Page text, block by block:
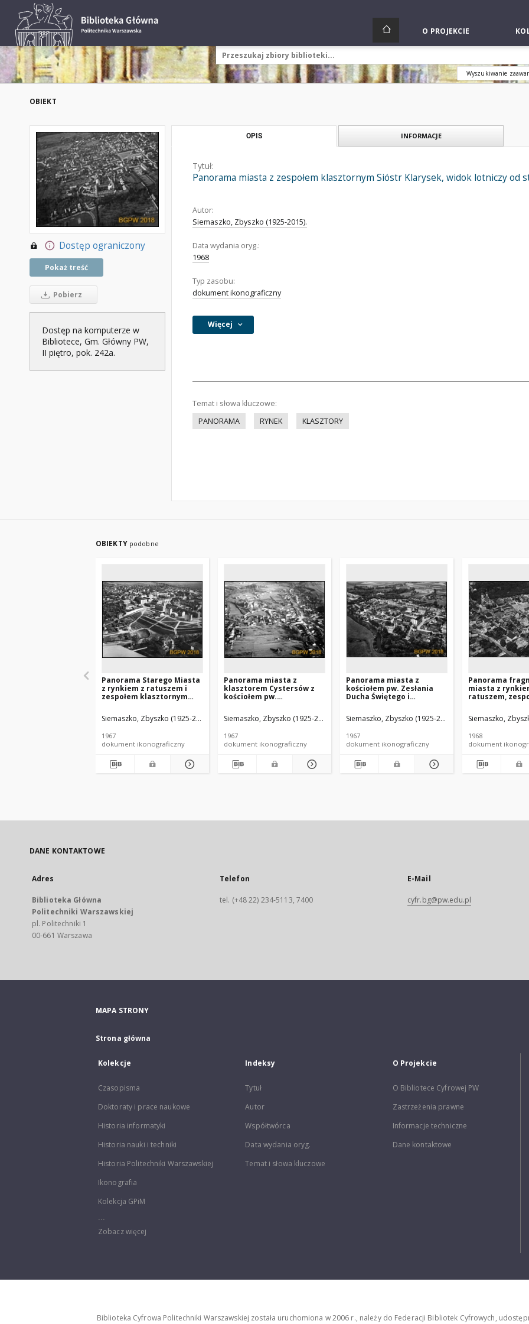
O PROJEKCIE
Wyszukiwanie
OBIEKT
Dostęp ograniczony
Pokaż treść
Pobierz
Dostęp na komputerze w
Bibliotece, Gm. Główny PW,
II piętro, pok. 242a.
OPIS INFORMACJE
Tytuł:
Panorama miasta z zespołem klasztornym Sióstr Klarysek, widok lotniczy od
Autor:
Siemaszko, Zbyszko (1925-2015).
Data wydania oryg.:
1968
Typ zasobu:
dokument ikonograficzny
Więcej
Temat i słowa kluczowe:
PANORAMA
RYNEK KLASZTORY
OBIEKTY podobne
Panorama Starego Miasta
z rynkiem z ratuszem i
zespołem klasztornym
lotniczy od strony
zachodniej, Łomża
Siemaszko, Zbyszko (1925-2015).
1967
dokument ikonograficzny
Panorama miasta z
klasztorem Cystersów z
kościołem pw.
św. Floriana oraz rynkiem,
widok lotniczy od strony
Wąchock
Siemaszko, Zbyszko (1925-2015).
1967
dokument ikonograficzny
Panorama miasta z
kościołem pw. Zesłania
Ducha Świętego i
widok od strony północnej,
Wieruszów
Siemaszko, Zbyszko (1925-2015).
1967
dokument ikonograficzny
Panorama
miasta z
ratuszem,
Franciszkanów i
pw. św.
południowej,
Siemaszko,
1968
dokument
DANE KONTAKTOWE
Adres
Biblioteka Główna
Politechniki Warszawskiej
pl. Politechniki 1
00-661 Warszawa
Telefon
tel. (+48 22) 234-5113, 7400
E-Mail
cyfr.bg@pw.edu.pl
MAPA STRONY
Strona główna
Kolekcje
Czasopisma
Doktoraty i prace naukowe
Historia informatyki
Historia nauki i techniki
Historia Politechniki Warszawskiej
Ikonografia
Kolekcja GPiM
...
Zobacz więcej
Indeksy
Tytuł
Autor
Współtwórca
Data wydania oryg.
Temat i słowa kluczowe
O Projekcie
O Bibliotece Cyfrowej PW
Zastrzeżenia prawne
Informacje techniczne
Dane kontaktowe
Biblioteka Cyfrowa Politechniki Warszawskiej została uruchomiona w 2006 r., należy do Federacji Bibliotek Cyfrowych,